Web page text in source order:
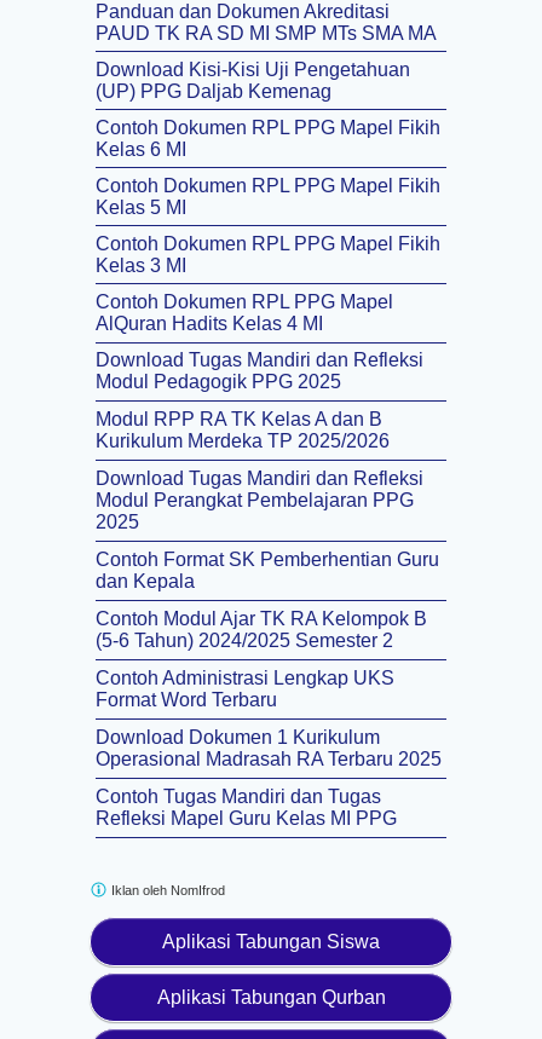
Panduan dan Dokumen Akreditasi
PAUD TK RA SD MI SMP MTs SMA MA
Download Kisi-Kisi Uji Pengetahuan
(UP) PPG Daljab Kemenag
Contoh Dokumen RPL PPG Mapel Fikih
Kelas 6 MI
Contoh Dokumen RPL PPG Mapel Fikih
Kelas 5 MI
Contoh Dokumen RPL PPG Mapel Fikih
Kelas 3 MI
Contoh Dokumen RPL PPG Mapel
AlQuran Hadits Kelas 4 MI
Download Tugas Mandiri dan Refleksi
Modul Pedagogik PPG 2025
Modul RPP RA TK Kelas A dan B
Kurikulum Merdeka TP 2025/2026
Download Tugas Mandiri dan Refleksi
Modul Perangkat Pembelajaran PPG
2025
Contoh Format SK Pemberhentian Guru
dan Kepala
Contoh Modul Ajar TK RA Kelompok B
(5-6 Tahun) 2024/2025 Semester 2
Contoh Administrasi Lengkap UKS
Format Word Terbaru
Download Dokumen 1 Kurikulum
Operasional Madrasah RA Terbaru 2025
Contoh Tugas Mandiri dan Tugas
Refleksi Mapel Guru Kelas MI PPG
Aplikasi Tabungan Siswa
Aplikasi Tabungan Qurban
Iklan oleh NomIfrod